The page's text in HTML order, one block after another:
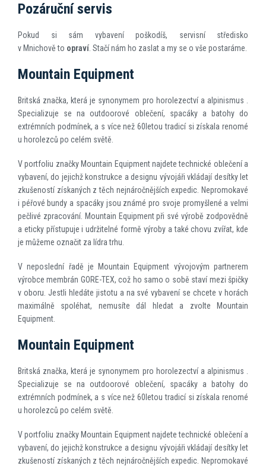
Pozáruční servis
Pokud si sám vybavení poškodíš, servisní středisko
v Mnichově to opraví . Stačí nám ho zaslat a my se o vše postaráme.
Mountain Equipment
Britská značka, která je synonymem pro horolezectví a alpinismus .
Specializuje se na outdoorové oblečení, spacáky a batohy do
extrémních podmínek, a s více než 60letou tradicí si získala renomé
u horolezců po celém světě.
V portfoliu značky Mountain Equipment najdete technické oblečení a
vybavení, do jejichž konstrukce a designu vývojáři vkládají desítky let
zkušeností získaných z těch nejnáročnějších expedic. Nepromokavé
i péřové bundy a spacáky jsou známé pro svoje promyšlené a velmi
pečlivé zpracování. Mountain Equipment při své výrobě zodpovědně
a eticky přístupuje i udržitelné formě výroby a také chovu zvířat, kde
je můžeme označit za lídra trhu.
V neposlední řadě je Mountain Equipment vývojovým partnerem
výrobce membrán GORE-TEX, což ho samo o sobě staví mezi špičky
v oboru. Jestli hledáte jistotu a na své vybavení se chcete v horách
maximálně spoléhat, nemusíte dál hledat a zvolte Mountain
Equipment.
Mountain Equipment
Britská značka, která je synonymem pro horolezectví a alpinismus .
Specializuje se na outdoorové oblečení, spacáky a batohy do
extrémních podmínek, a s více než 60letou tradicí si získala renomé
u horolezců po celém světě.
V portfoliu značky Mountain Equipment najdete technické oblečení a
vybavení, do jejichž konstrukce a designu vývojáři vkládají desítky let
zkušeností získaných z těch nejnáročnějších expedic. Nepromokavé